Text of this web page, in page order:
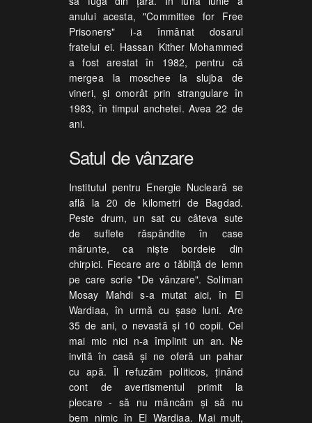
anului acesta, "Committee for Free
Prisoners" i-a înmânat dosarul
fratelui ei. Hassan Kither Mohammed
a fost arestat în 1982, pentru că
mergea la moschee la slujba de
vineri, şi omorât prin strangulare în
1983, în timpul anchetei. Avea 22 de
ani.
Satul de vânzare
Institutul pentru Energie Nucleară se
află la 20 de kilometri de Bagdad.
Peste drum, un sat cu câteva sute
de suflete răspândite în case
mărunte, ca nişte bordeie din
chirpici. Fiecare are o tăbliţă de lemn
pe care scrie "De vânzare". Soliman
Mosay Mahdi s-a mutat aici, în El
Wardiaa, în urmă cu şase luni. Are
35 de ani, o nevastă şi 10 copii. Cel
mai mic nici n-a împlinit un an. Ne
invită în casă şi ne oferă un pahar
cu apă. Îl refuzăm politicos, ţinând
cont de avertismentul primit la
plecare - să nu mâncăm şi să nu
bem nimic în El Wardiaa. Mai mult,